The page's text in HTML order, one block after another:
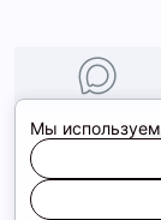
ТК Терминал
ТРК Континент
Мы используем